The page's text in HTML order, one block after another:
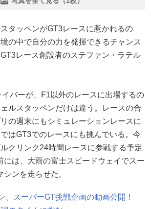
タッペンがGT3レースに惹かれるの
の中で自分の力を発揮できるチャンス
レース創設者のステファン・ラテル
バーが、F1以外のレースに出場するの
ルスタッペンだけは違う。レースの合
の週末にもシミュレーションレースに
はGT3でのレースにも挑んでいる。今
クリンク24時間レースに参戦する予定
には、大雨の富士スピードウェイでスー
ンを走らせた。
、スーパーGT挑戦企画の動画公開！